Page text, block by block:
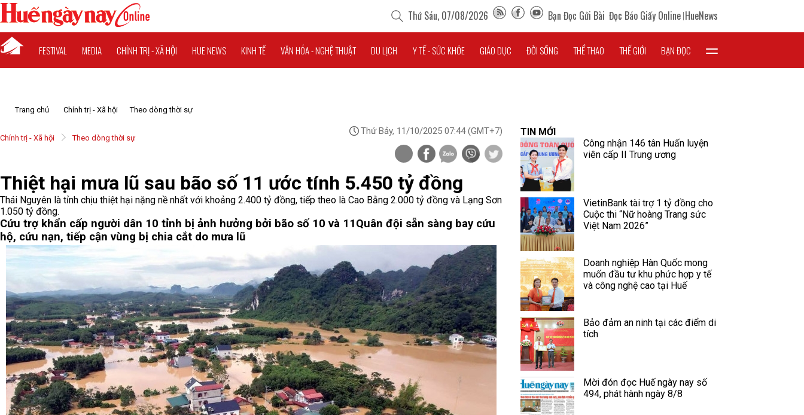
Thứ Sáu, 07/08/2026 Bạn Đọc Gửi Bài Đọc Báo Giấy Online HueNews
FESTIVAL MEDIA CHÍNH TRỊ - XÃ HỘI HUE NEWS KINH TẾ VĂN HÓA - NGHỆ THUẬT DU LỊCH Y TẾ - SỨC KHỎE GIÁO DỤC ĐỜI SỐNG THỂ THAO THẾ GIỚI BẠN ĐỌC
Trang chủ Chính trị - Xã hội Theo dòng thời sự
Chính trị - Xã hội Theo dòng thời sự
Thứ Bảy, 11/10/2025 07:44(GMT+7)
Thiệt hại mưa lũ sau bão số 11 ước tính 5.450 tỷ đồng
Thái Nguyên là tỉnh chịu thiệt hại nặng nề nhất với khoảng 2.400 tỷ đồng, tiếp theo là Cao Bằng 2.000 tỷ đồng và Lạng Sơn
1.050 tỷ đồng.
Cứu trợ khẩn cấp người dân 10 tỉnh bị ảnh hưởng bởi bão số 10 và 11Quân đội sẵn sàng bay cứu
hộ, cứu nạn, tiếp cận vùng bị chia cắt do mưa lũ
TIN MỚI
Công nhận 146 tân Huấn luyện
viên cấp II Trung ương
VietinBank tài trợ 1 tỷ đồng cho
Cuộc thi “Nữ hoàng Trang sức
Việt Nam 2026”
Doanh nghiệp Hàn Quốc mong
muốn đầu tư khu phức hợp y tế
và công nghệ cao tại Huế
Bảo đảm an ninh tại các điểm di
tích
Mời đón đọc Huế ngày nay số
494, phát hành ngày 8/8